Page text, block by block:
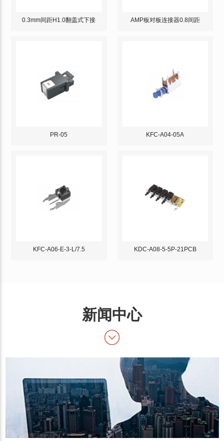
0.3mm间距H1.0翻盖式下接 AMP板对板连接器0.8间距
PR-05 KFC-A04-05A
KFC-A06-E-3-L/7.5 KDC-A08-5-5P-21PCB
新闻中心